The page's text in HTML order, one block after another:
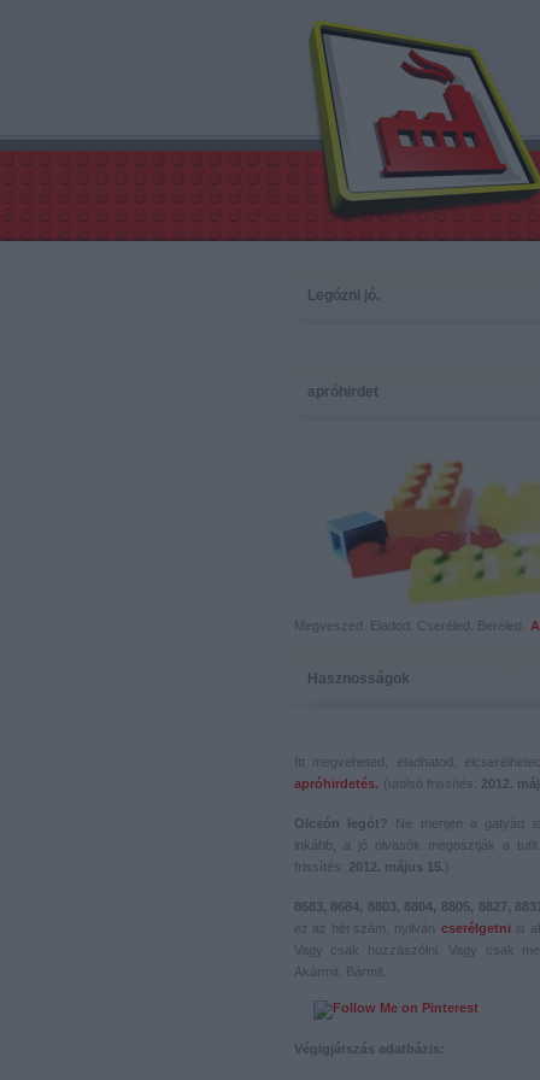
Legózni jó.
apróhirdet
Megveszed. Eladod. Cseréled. Beréled.
Hasznosságok
Itt megveheted, eladhatod,
apróhirdetés. (utolsó frissítés: 2012.
Olcsón legót? Ne menjen a gatyád
inkább, a jó olvasók megosztják a
frissítés: 2012. május 15.)
8683, 8684, 8803, 8804, 8805, 8827, 8831
ez az hét szám, nyilván
cserélgetni
is
Vagy csak hozzászólni. Vagy csak
Akármit. Bármit.
Végigjátszás adatbázis: